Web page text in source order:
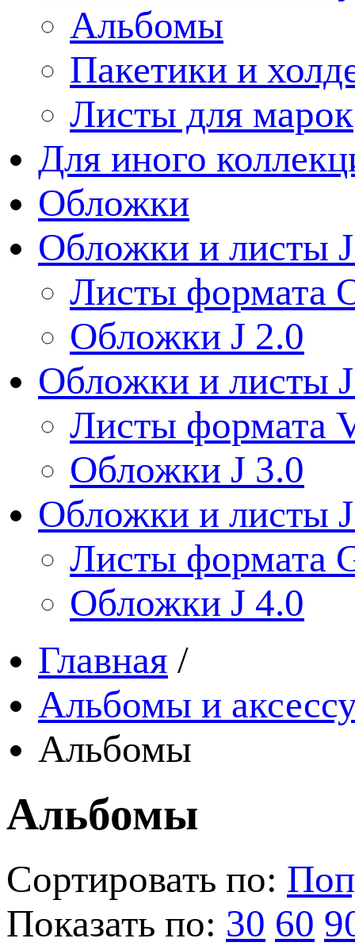
Альбомы
Пакетики и
Листы для марок
Для иного
Обложки
Обложки и листы
Листы формата
Обложки J 2.0
Обложки и листы
Листы формата
Обложки J 3.0
Обложки и листы
Листы формата
Обложки J 4.0
Главная /
Альбомы и
Альбомы
Альбомы
Сортировать по:
Показать по: 30 60